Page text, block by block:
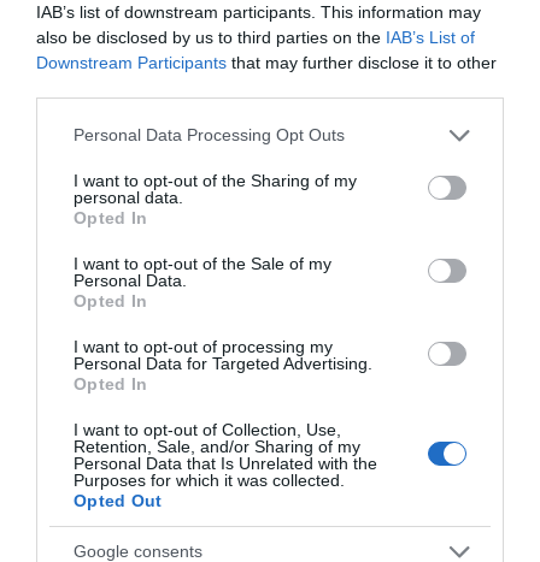
IAB’s list of downstream participants. This information may
also be disclosed by us to third parties on the IAB’s List of
Downstream Participants that may further disclose it to other
Please note that this website/app uses one or more Google
not limited to your visit or usage behaviour. You may click to
grant or deny consent to Google and its third-party tags to
use your data for below specified purposes in below Google
consent section.
Personal Data Processing Opt Outs
I want to opt-out of the Sharing of my
personal data.
Opted In
I want to opt-out of the Sale of my
Personal Data.
Opted In
I want to opt-out of processing my
Personal Data for Targeted Advertising.
Opted In
I want to opt-out of Collection, Use,
Retention, Sale, and/or Sharing of my
Personal Data that Is Unrelated with the
Purposes for which it was collected.
Opted Out
Google consents
Ειδήσεις σήμερα
Δείτε τις προσπάθειες χελώνας να
προειδοποίηση των κατοίκων (βίντεο)
Τροχαίο στον Κηφισό – Καθυστερήσεις
στο ρεύμα προς Πειραιά
Μητσοτάκης: “Η ενίσχυση της
παραγωγικής βάσης στρατηγική
προτεραιότητα για μία πιο ανταγωνιστική,
εξωστρεφή και ανθεκτική ελληνική
οικονομία”
“Ελευθέριος Βενιζέλος”: Συνελήφθη
37χρονος με 4 μαχαίρια και δύο ψαλίδια
κλαδέματος